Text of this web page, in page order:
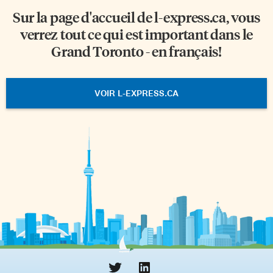
Sur la page d'accueil del-express.ca, vous
verrez tout ce qui est important dans le
Grand Toronto - en français!
VOIR L-EXPRESS.CA